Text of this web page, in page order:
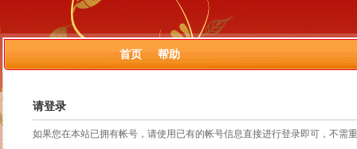
首页 帮助
请登录
如果您在本站已拥有帐号，请使用已有的帐号信息直接进行登录即可，不需